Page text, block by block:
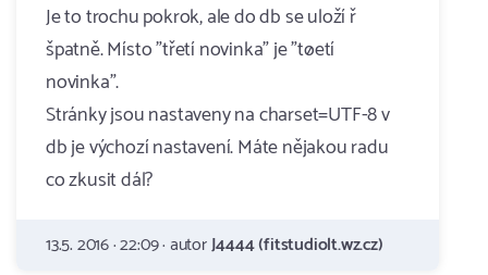
Je to trochu pokrok, ale do db se uloží ř
špatně. Místo "třetí novinka" je "tøetí
novinka".
Stránky jsou nastaveny na charset=UTF-8 v
db je výchozí nastavení. Máte nějakou radu
co zkusit dál?
13.5. 2016 · 22:09 · autorJ4444 (fitstudiolt.wz.cz)